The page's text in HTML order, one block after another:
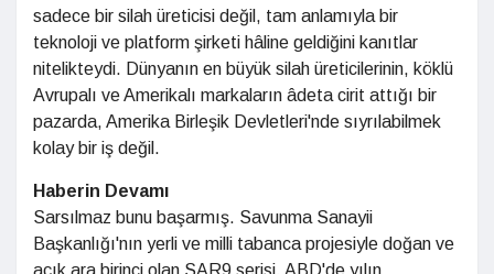
sadece bir silah üreticisi değil, tam anlamıyla bir
teknoloji ve platform şirketi hâline geldiğini kanıtlar
nitelikteydi. Dünyanın en büyük silah üreticilerinin, köklü
Avrupalı ve Amerikalı markaların âdeta cirit attığı bir
pazarda, Amerika Birleşik Devletleri'nde sıyrılabilmek
kolay bir iş değil.
Haberin Devamı
Sarsılmaz bunu başarmış. Savunma Sanayii
Başkanlığı'nın yerli ve milli tabanca projesiyle doğan ve
açık ara birinci olan SAR9 serisi, ABD'de yılın